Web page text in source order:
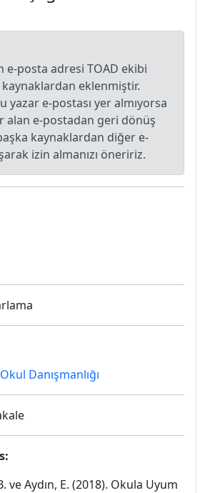
e-posta adresi TOAD ekibi
kaynaklardan eklenmiştir.
yazar e-postası yer almıyorsa
alan e-postadan geri dönüş
kaynaklardan diğer e-
izin almanızı öneririz.
Danışmanlığı
ve Aydın, E. (2018). Okula Uyum